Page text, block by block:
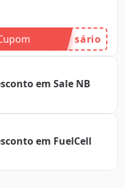
sário
em Sale NB
em FuelCell